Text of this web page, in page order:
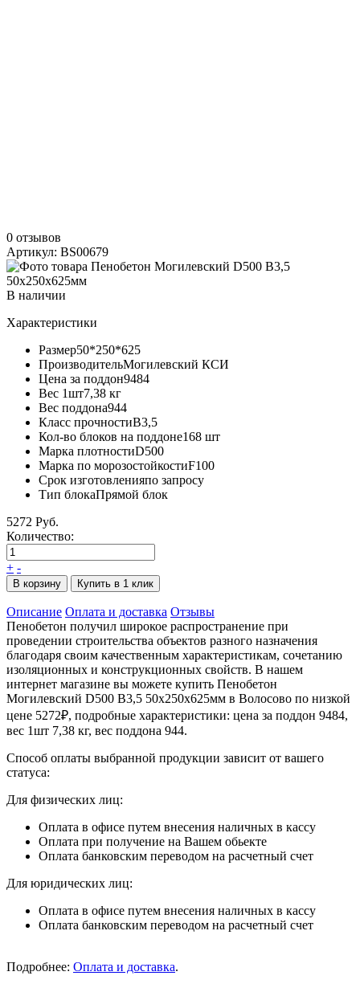
0 отзывов
Артикул: BS00679
В наличии
Характеристики
Размер50*250*625
ПроизводительМогилевский КСИ
Цена за поддон9484
Вес 1шт7,38 кг
Вес поддона944
Класс прочностиB3,5
Кол-во блоков на поддоне168 шт
Марка плотностиD500
Марка по морозостойкостиF100
Срок изготовленияпо запросу
Тип блокаПрямой блок
5272 Руб.
Количество:
+ -
В корзину Купить в 1 клик
Описание Оплата и доставка Отзывы
Пенобетон получил широкое распространение при
проведении строительства объектов разного назначения
благодаря своим качественным характеристикам, сочетанию
изоляционных и конструкционных свойств. В нашем
интернет магазине вы можете купить Пенобетон
Могилевский D500 В3,5 50х250х625мм в Волосово по низкой
цене 5272₽, подробные характеристики: цена за поддон 9484,
вес 1шт 7,38 кг, вес поддона 944.
Способ оплаты выбранной продукции зависит от вашего
статуса:
Для физических лиц:
Оплата в офисе путем внесения наличных в кассу
Оплата при получение на Вашем обьекте
Оплата банковским переводом на расчетный счет
Для юридических лиц:
Оплата в офисе путем внесения наличных в кассу
Оплата банковским переводом на расчетный счет
Подробнее: Оплата и доставка.